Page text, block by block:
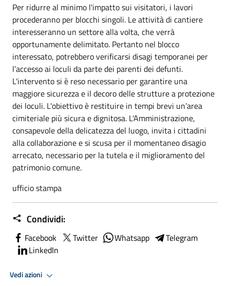
Per ridurre al minimo l'impatto sui visitatori, i lavori
procederanno per blocchi singoli. Le attività di cantiere
interesseranno un settore alla volta, che verrà
opportunamente delimitato. Pertanto nel blocco
interessato, potrebbero verificarsi disagi temporanei per
l’accesso ai loculi da parte dei parenti dei defunti.
L'intervento si è reso necessario per garantire una
maggiore sicurezza e il decoro delle strutture a protezione
dei loculi. L'obiettivo è restituire in tempi brevi un’area
cimiteriale più sicura e dignitosa. L'Amministrazione,
consapevole della delicatezza del luogo, invita i cittadini
alla collaborazione e si scusa per il momentaneo disagio
arrecato, necessario per la tutela e il miglioramento del
patrimonio comune.
ufficio stampa
Condividi:
Facebook Twitter Whatsapp
Telegram
LinkedIn
Vedi azioni